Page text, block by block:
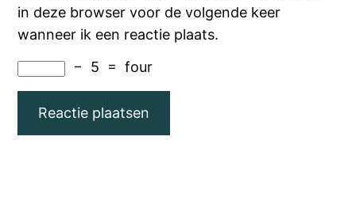
in deze browser voor de volgende keer
wanneer ik een reactie plaats.
−
5 = four